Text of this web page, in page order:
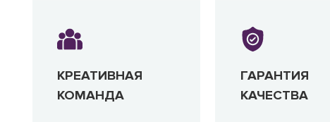
КРЕАТИВНАЯ
КОМАНДА
ГАРАНТИЯ
КАЧЕСТВА